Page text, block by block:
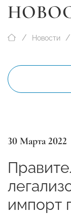
Новости
30 Марта 2022
импорт